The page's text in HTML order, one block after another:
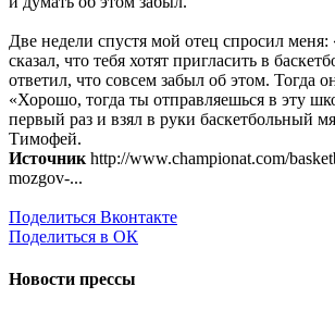
Две недели спустя мой отец спросил
сказал, что тебя хотят пригласить в
ответил, что совсем забыл об этом. Тогда
«Хорошо, тогда ты отправляешься в эту
первый раз и взял в руки баскетбольный
Тимофей.
Источник http://www.championat.com/
mozgov-...
Поделиться Вконтакте
Поделиться в ОК
Новости прессы